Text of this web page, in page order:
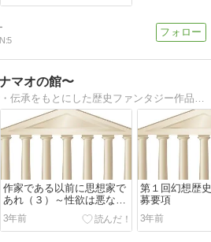
5
マオの館〜
作家である以前に思想家で
あれ（３）～性欲は悪なの
か～
3年前
第１回幻想歴
募要項
3年前